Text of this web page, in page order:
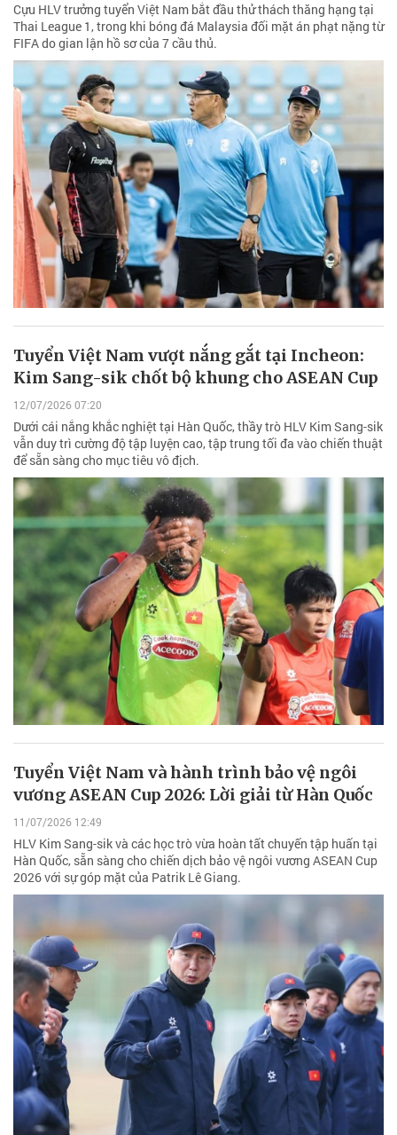
Cựu HLV trưởng tuyển Việt Nam bắt đầu thử thách thăng hạng tại
Thai League 1, trong khi bóng đá Malaysia đối mặt án phạt nặng từ
FIFA do gian lận hồ sơ của 7 cầu thủ.
Tuyển Việt Nam vượt nắng gắt tại Incheon:
Kim Sang-sik chốt bộ khung cho ASEAN Cup
12/07/2026 07:20
Dưới cái nắng khắc nghiệt tại Hàn Quốc, thầy trò HLV Kim Sang-sik
vẫn duy trì cường độ tập luyện cao, tập trung tối đa vào chiến thuật
để sẵn sàng cho mục tiêu vô địch.
Tuyển Việt Nam và hành trình bảo vệ ngôi
vương ASEAN Cup 2026: Lời giải từ Hàn Quốc
11/07/2026 12:49
HLV Kim Sang-sik và các học trò vừa hoàn tất chuyến tập huấn tại
Hàn Quốc, sẵn sàng cho chiến dịch bảo vệ ngôi vương ASEAN Cup
2026 với sự góp mặt của Patrik Lê Giang.